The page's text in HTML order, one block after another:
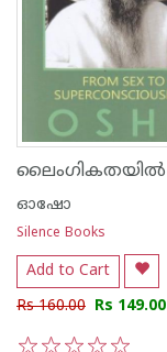
ഓഷോ
Silence Books
Add to Cart
Rs 160.00 Rs 149.00